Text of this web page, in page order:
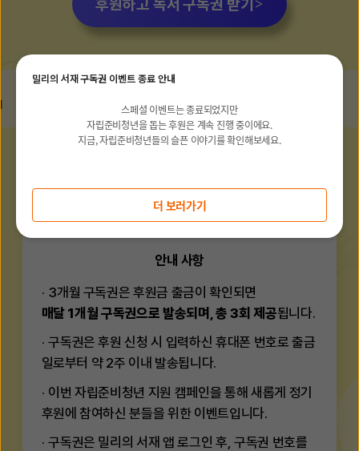
밀리의 서재 구독권 이벤트 종료 안내
스페셜 이벤트는 종료되었지만
자립준비청년을 돕는 후원은 계속 진행 중이에요.
지금, 자립준비청년들의 슬픈 이야기를 확인해보세요.
더 보러가기
후원하고 독서 구독권 받기
서점 베스트셀러부터 신간도서 최다 보유
안내 사항
3개월 구독권은 후원금 출금이 확인되면
매달 1개월 구독권으로 발송되며, 총 3회 제공됩니다.
구독권은 후원 신청 시 입력하신 휴대폰 번호로 출금
일로부터 약 2주 이내 발송됩니다.
이번 자립준비청년 지원 캠페인을 통해 새롭게 정기
후원에 참여하신 분들을 위한 이벤트입니다.
구독권은 밀리의 서재 앱 로그인 후, 구독권 번호를